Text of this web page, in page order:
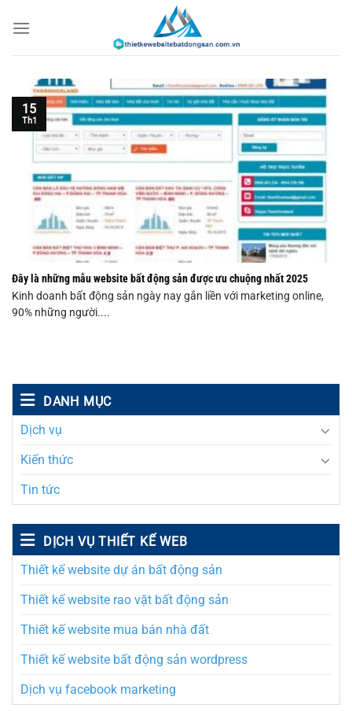
đến
DANH MỤC
Dịch vụ
Kiến thức
Tin tức
DỊCH VỤ THIẾT KẾ WEB
Thiết kế website dự án bất động sản
Thiết kế website rao vặt bất động sản
Thiết kế website mua bán nhà đất
Thiết kế website bất động sản wordpress
Dịch vụ facebook marketing
Đây là những mẫu website bất động sản được ưu chuộng nhất 2025
Kinh doanh bất động sản ngày nay gắn liền với marketing online,
90% những người....
15
Th1